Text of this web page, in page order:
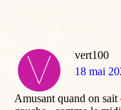
vert100
dit
18 mai
Amusant quand on sait